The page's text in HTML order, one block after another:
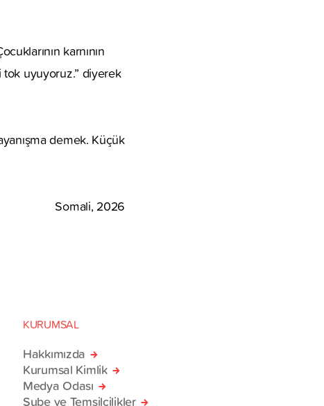
karnının
tok uyuyoruz.” diyerek
demek. Küçük
Somali, 2026
KURUMSAL
Hakkımızda
Kurumsal Kimlik
Medya Odası
Şube ve Temsilcilikler